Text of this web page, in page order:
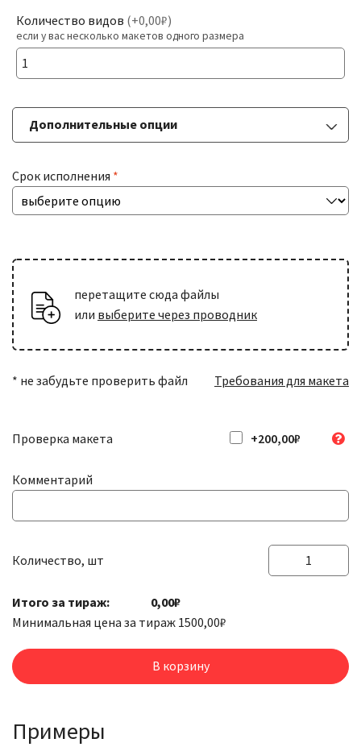
БОЛЬШИЕ ТИРАЖИ
РАСХОДНИКИ
ДОСТАВКА
КОНТАКТЫ
Количество видов (+0,00₽)
если у вас несколько макетов одного размера
Дополнительные опции
Срок исполнения *
перетащите сюда файлы
или выберите через проводник
* не забудьте проверить файл Требования для макета
Проверка макета +200,00₽
Комментарий
Количество, шт
Количество
Наклейки
Итого за тираж:
0,00₽
Минимальная цена за тираж 1500,00₽
В корзину
Примеры